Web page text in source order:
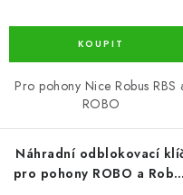
Pro pohony Nice Robus RBS
ROBO
Náhradní odblokovací
pro pohony ROBO a Robus